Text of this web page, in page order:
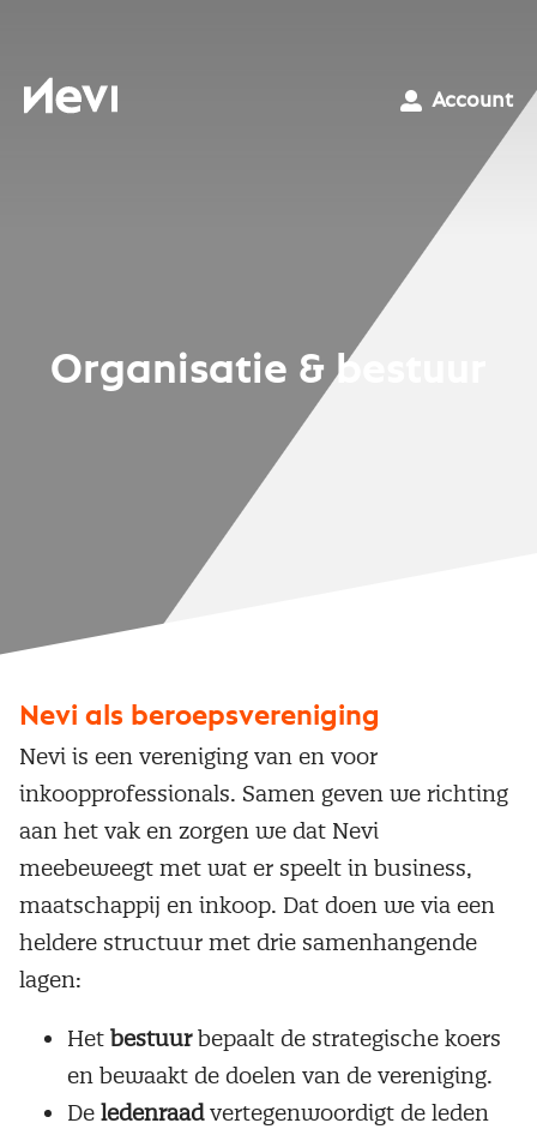
Nevi
Account
Organisatie & bestuur
Nevi als beroepsvereniging
Nevi is een vereniging van en voor
inkoopprofessionals. Samen geven we richting
aan het vak en zorgen we dat Nevi
meebeweegt met wat er speelt in business,
maatschappij en inkoop. Dat doen we via een
heldere structuur met drie samenhangende
lagen:
Het bestuurbepaalt de strategische koers
en bewaakt de doelen van de vereniging.
De ledenraadvertegenwoordigt de leden